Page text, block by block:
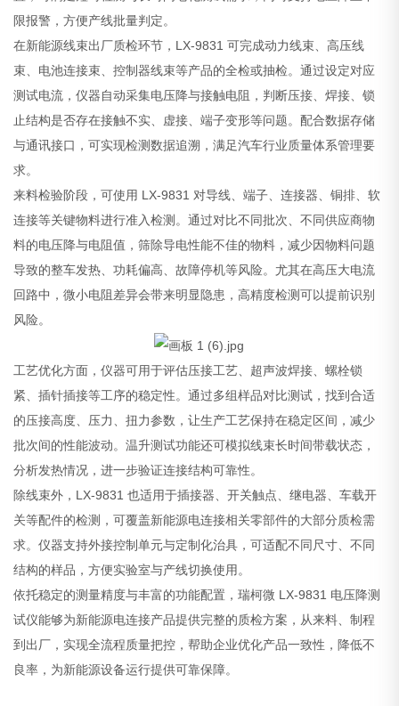
限报警，方便产线批量判定。
在新能源线束出厂质检环节，LX-9831 可完成动力线束、高压线
束、电池连接束、控制器线束等产品的全检或抽检。通过设定对应
测试电流，仪器自动采集电压降与接触电阻，判断压接、焊接、锁
止结构是否存在接触不实、虚接、端子变形等问题。配合数据存储
与通讯接口，可实现检测数据追溯，满足汽车行业质量体系管理要
求。
来料检验阶段，可使用 LX-9831 对导线、端子、连接器、铜排、软
连接等关键物料进行准入检测。通过对比不同批次、不同供应商物
料的电压降与电阻值，筛除导电性能不佳的物料，减少因物料问题
导致的整车发热、功耗偏高、故障停机等风险。尤其在高压大电流
回路中，微小电阻差异会带来明显隐患，高精度检测可以提前识别
风险。
工艺优化方面，仪器可用于评估压接工艺、超声波焊接、螺栓锁
紧、插针插接等工序的稳定性。通过多组样品对比测试，找到合适
的压接高度、压力、扭力参数，让生产工艺保持在稳定区间，减少
批次间的性能波动。温升测试功能还可模拟线束长时间带载状态，
分析发热情况，进一步验证连接结构可靠性。
除线束外，LX-9831 也适用于插接器、开关触点、继电器、车载开
关等配件的检测，可覆盖新能源电连接相关零部件的大部分质检需
求。仪器支持外接控制单元与定制化治具，可适配不同尺寸、不同
结构的样品，方便实验室与产线切换使用。
依托稳定的测量精度与丰富的功能配置，瑞柯微 LX-9831 电压降测
试仪能够为新能源电连接产品提供完整的质检方案，从来料、制程
到出厂，实现全流程质量把控，帮助企业优化产品一致性，降低不
良率，为新能源设备运行提供可靠保障。